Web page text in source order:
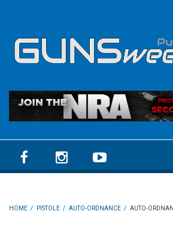
HOME / PISTOLE / AUTO-ORDNANCE / AUTO-